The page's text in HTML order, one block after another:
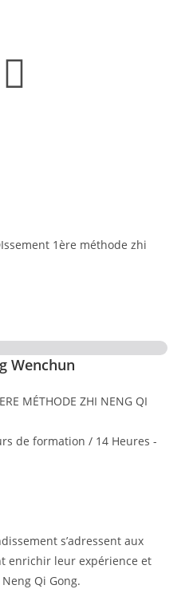
1ère méthode zhi
Wenchun
MÉTHODE ZHI NENG QI
de formation / 14 Heures -
s’adressent aux
enrichir leur expérience et
Qi Gong.